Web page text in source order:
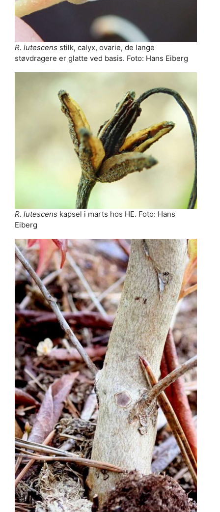
R. lutescens stilk, calyx, ovarie, de lange
støvdragere er glatte ved basis. Foto: Hans Eiberg
R. lutescens kapsel i marts hos HE. Foto: Hans
Eiberg